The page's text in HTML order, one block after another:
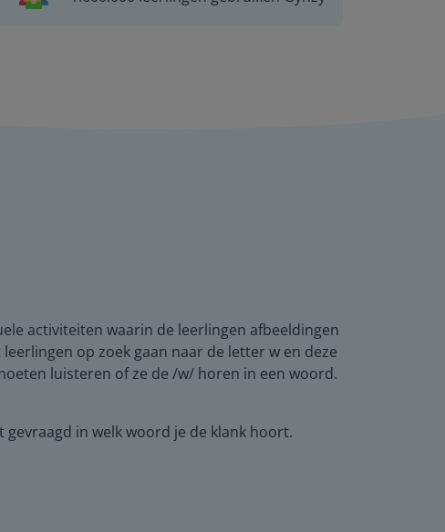
activiteiten waarin de leerlingen afbeeldingen
op zoek gaan naar de letter w en deze
luisteren of ze de /w/ horen in een woord.
in welk woord je de klank hoort.